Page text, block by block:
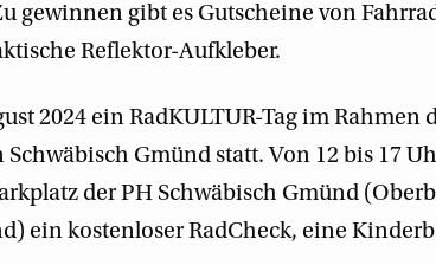
gewinnen gibt es Gutscheine von
Reflektor-Aufkleber.
2024 ein RadKULTUR-Tag im Rahmen
Gmünd statt. Von 12 bis 17
der PH Schwäbisch Gmünd
ein kostenloser RadCheck, eine